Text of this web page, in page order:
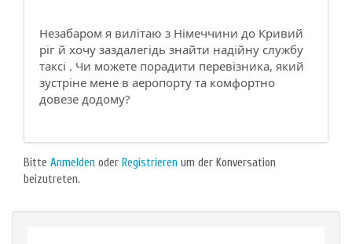
Незабаром я вилітаю з Німеччини до Кривий
ріг й хочу заздалегідь знайти надійну службу
таксі . Чи можете порадити перевізника, який
зустріне мене в аеропорту та комфортно
довезе додому?
Bitte Anmelden oder Registrieren um der Konversation
beizutreten.